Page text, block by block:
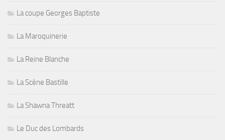
La coupe Georges Baptiste
La Maroquinerie
La Reine Blanche
La Scène Bastille
La Shawna Threatt
Le Duc des Lombards